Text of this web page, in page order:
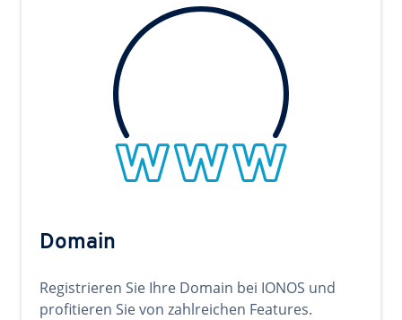
Domain
Registrieren Sie Ihre Domain bei IONOS und
profitieren Sie von zahlreichen Features.